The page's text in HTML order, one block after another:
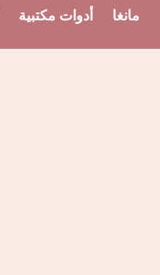
مانغا أدوات مكتبية